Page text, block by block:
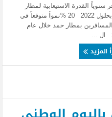
سنوياً القدرة الاستيعابية لمطار
حمد بحلول 2022 20 %نمواً متوقعاً في
بمطار حمد خلال عام
المزيد